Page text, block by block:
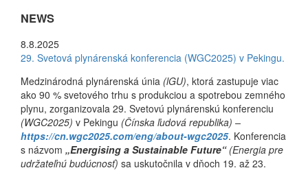
NEWS
8.8.2025
29. Svetová plynárenská konferencia (WGC2025) v Pekingu.
Medzinárodná plynárenská únia (lGU), ktorá zastupuje viac
ako 90 % svetového trhu s produkciou a spotrebou zemného
plynu, zorganizovala 29. Svetovú plynárenskú konferenciu
(WGC2025) v Pekingu (Čínska ľudová republika) –
https://cn.wgc2025.com/eng/about-wgc2025. Konferencia
s názvom „Energising a Sustainable Future“ (Energia pre
udržateľnú budúcnosť) sa uskutočnila v dňoch 19. až 23.